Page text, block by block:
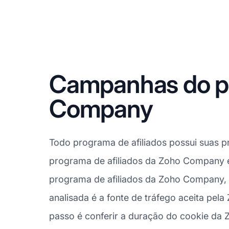
Campanhas do
Company
Todo programa de afiliados possui suas
programa de afiliados da Zoho
programa de afiliados da Zoho
analisada é a fonte de tráfego aceita
passo é conferir a duração do cookie da